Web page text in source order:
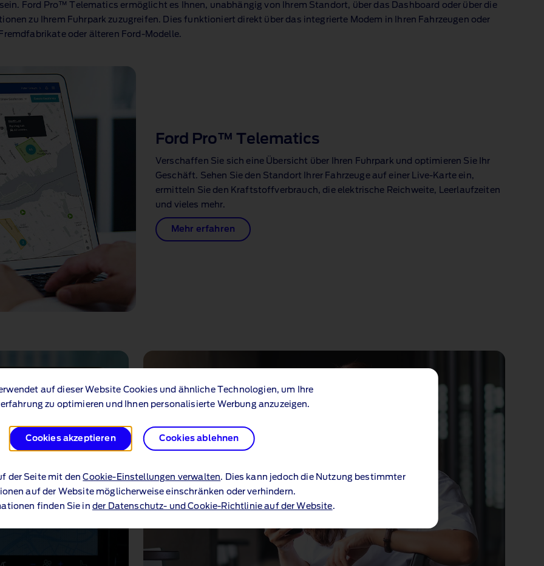
auf dieser Website Cookies und ähnliche Technologien, um Ihre
zu optimieren und Ihnen personalisierte Werbung anzuzeigen.
Cookies akzeptieren Cookies ablehnen
der Seite mit denCookie-Einstellungen verwalten. Dies kann jedoch die Nutzung bestimmter
auf der Website möglicherweise einschränken oder verhindern.
finden Sie in der Datenschutz- und Cookie-Richtlinie auf der Website.
Ford Pro™ Telematics ⁠ ermöglicht es Ihnen, unabhängig von Ihrem Standort, über das Dashboard oder über die
zu Ihrem Fuhrpark zuzugreifen. Dies funktioniert direkt über das integrierte Modem in Ihren Fahrzeugen oder
oder älteren Ford‑Modelle.
Ford Pro™ Telematics
Verschaffen Sie sich eine Übersicht über Ihren Fuhrpark und optimieren Sie Ihr
Geschäft. Sehen Sie den Standort Ihrer Fahrzeuge auf einer Live‑Karte ein,
ermitteln Sie den Kraftstoffverbrauch, die elektrische Reichweite, Leerlaufzeiten
und vieles mehr.
Mehr erfahren